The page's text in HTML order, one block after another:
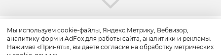
Мы используем cookie-файлы, Яндекс.Метрику, Вебвизор,
аналитику форм и AdFox для работы сайта, аналитики и рекламы.
Нажимая «Принять», вы даете согласие на обработку метрических